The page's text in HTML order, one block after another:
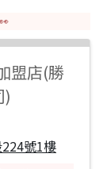
盟店(勝
)
號1樓